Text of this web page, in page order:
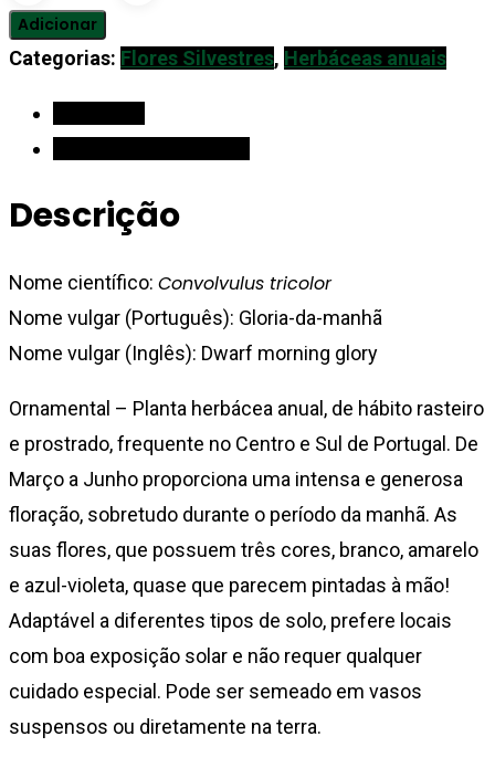
de
Gloria-
manhã
Adicionar
Categorias: Flores Silvestres, Herbáceas anuais
Descrição
Nome científico: Convolvulus tricolor
Nome vulgar (Português): Gloria-da-manhã
Nome vulgar (Inglês): Dwarf morning glory
Ornamental – Planta herbácea anual, de hábito rasteiro
e prostrado, frequente no Centro e Sul de Portugal. De
Março a Junho proporciona uma intensa e generosa
floração, sobretudo durante o período da manhã. As
suas flores, que possuem três cores, branco, amarelo
e azul-violeta, quase que parecem pintadas à mão!
Adaptável a diferentes tipos de solo, prefere locais
com boa exposição solar e não requer qualquer
cuidado especial. Pode ser semeado em vasos
suspensos ou diretamente na terra.